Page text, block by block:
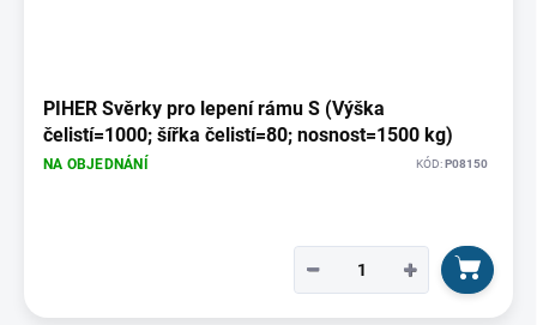
PIHER Svěrky pro lepení rámu S (Výška
čelistí=1000; šířka čelistí=80; nosnost=1500 kg)
NA OBJEDNÁNÍ KÓD:P08150
+
−